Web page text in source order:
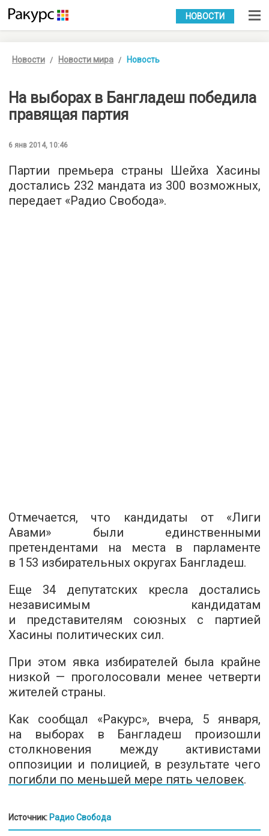
УКР РУС
НОВОСТИ
Новости Новости мира Новость
На выборах в Бангладеш победила
правящая партия
6 янв 2014, 10:46
Партии премьера страны Шейха Хасины
достались 232 мандата из 300 возможных,
передает «Радио Свобода».
Отмечается, что кандидаты от «Лиги
Авами» были единственными
претендентами на места в парламенте
в 153 избирательных округах Бангладеш.
Еще 34 депутатских кресла достались
независимым кандидатам
и представителям союзных с партией
Хасины политических сил.
При этом явка избирателей была крайне
низкой — проголосовали менее четверти
жителей страны.
Как сообщал «Ракурс», вчера, 5 января,
на выборах в Бангладеш произошли
столкновения между активистами
оппозиции и полицией, в результате чего
погибли по меньшей мере пять человек.
Источник: Радио Свобода